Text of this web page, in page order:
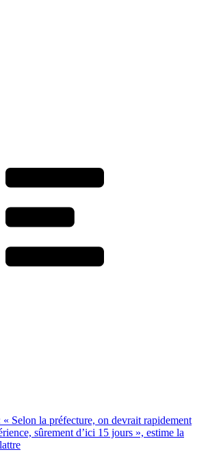
Selon la préfecture, on devrait rapidement
sûrement d’ici 15 jours », estime la